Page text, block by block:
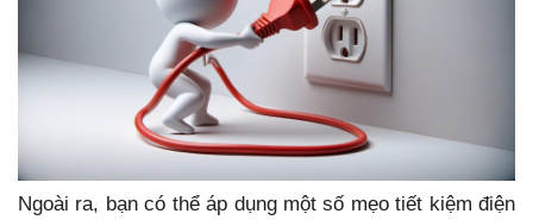
Ngoài ra, bạn có thể áp dụng một số mẹo tiết kiệm điện